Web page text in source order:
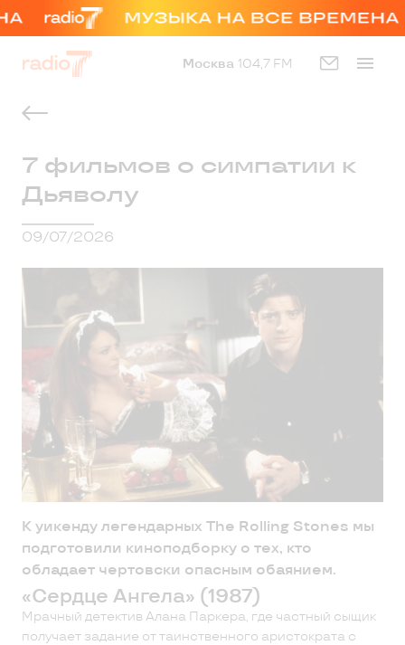
Москва 104,7 FM
7 фильмов о симпатии к
Дьяволу
09/07/2026
К уикенду легендарных The Rolling Stones мы
подготовили киноподборку о тех, кто
обладает чертовски опасным обаянием.
«Сердце Ангела» (1987)
Мрачный детектив Алана Паркера, где частный сыщик
получает задание от таинственного аристократа с